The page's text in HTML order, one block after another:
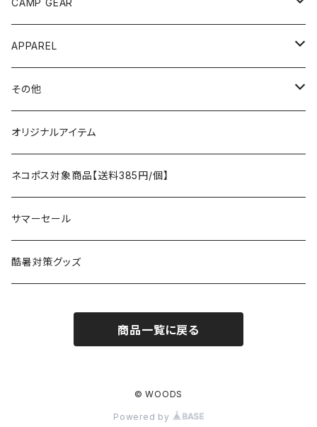
AO COOLERS
asobito
AS2OV
AXESQUIN
Ballistics
BEDROCK SANDALS
バックパック
ポーチ／サコッシュ
ストレージ
パッキングアクセサリー
スリーピングギア
クッキングギア
ヘッドライト／ランタン
CAMP GEAR
テント、タープ
テント、シェルター
タープ
スリーピングギア
寝袋
マット
テーブル、チェア
テーブル
チェア
ランタン、ライト
燃料ランタン
LEDライト
焚火台／薪ストーブ
焚火台
暖房器具
クッキングギア
APPAREL
トップス
ボトムス
アンダーウェア
ハンドウェア
ヘッドギア
その他
遊び
フィッシング
ラジコン
ケア用品
雑貨
アウトレット
オリジナルアイテム
ネコポス対象商品【送料385円/個】
サマーセール
酷暑対策グッズ
商品一覧に戻る
© WOODS
Powered by